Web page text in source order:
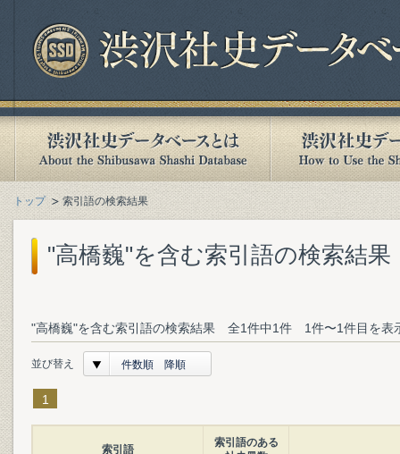
トップ 索引語の検索結果
"高橋巍"を含む索引語の検索結果
"高橋巍"を含む索引語の検索結果 全1件中1件 1件〜1件目を表
並び替え 件数順 降順
1
索引語
索引語のある